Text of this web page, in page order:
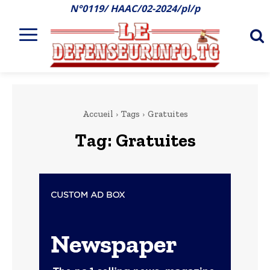
N°0119/ HAAC/02-2024/pl/p
Accueil Tags Gratuites
Tag: Gratuites